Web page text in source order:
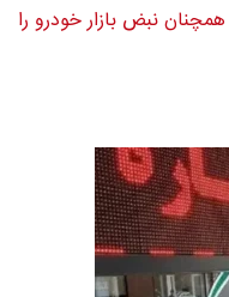
17 تیر 1405 / رکود همچنان نبض بازار خودرو را